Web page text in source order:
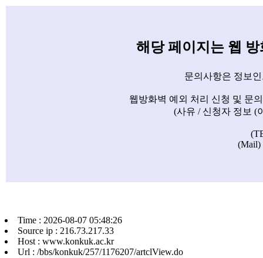
해당 페이지는 웹
문의사항은 정보
웹방화벽 예외 처리 신청 및 문
(사유 / 신청자 정보 (
(Mail)
Time : 2026-08-07 05:48:26
Source ip : 216.73.217.33
Host : www.konkuk.ac.kr
Url : /bbs/konkuk/257/1176207/artclView.do